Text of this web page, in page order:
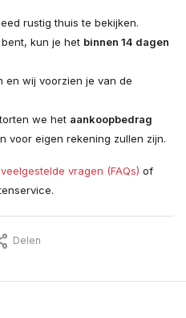
rustig thuis te bekijken.
kun je het binnen 14 dagen
en wij voorzien je van de
we het aankoopbedrag
voor eigen rekening zullen zijn.
veelgestelde vragen (FAQs) of
Delen